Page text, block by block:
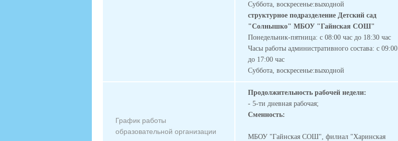
Суббота, воскресенье:выходной
структурное подразделение Детский сад
"Солнышко" МБОУ "Гайнская СОШ"
Понедельник-пятница: с 08:00 час до 18:30 час
Часы работы административного состава: с 09:00
до 17:00 час
Суббота, воскресенье:выходной
График работы
образовательной организации
Продолжительность рабочей недели:
- 5-ти дневная рабочая;
Сменность:
МБОУ "Гайнская СОШ", филиал "Харинская